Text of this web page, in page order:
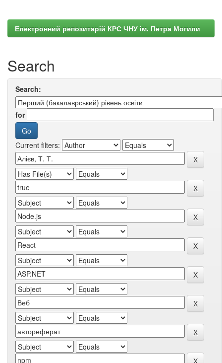
Електронний репозитарій КРС ЧНУ ім. Петра Могили
Search
Search:
for
Current filters: